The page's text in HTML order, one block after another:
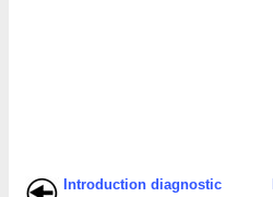
Introduction diagnostic